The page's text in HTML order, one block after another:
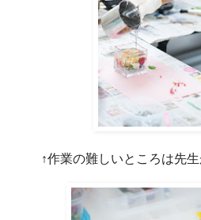
↑作業の難しいところは先